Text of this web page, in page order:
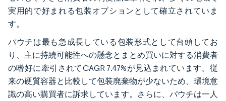
実用的で好まれる包装オプションとして確立されていま
す。
パウチは最も急成長している包装形式として台頭してお
り、主に持続可能性への懸念とまとめ買いに対する消費者
の嗜好に牽引されてCAGR 7.47%が見込まれています。従
来の硬質容器と比較して包装廃棄物が少ないため、環境意
識の高い購買者に訴求しています。さらに、パウチは一人